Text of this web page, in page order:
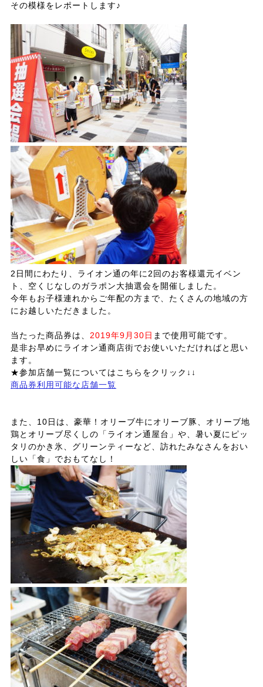
その模様をレポートします♪
2日間にわたり、ライオン通の年に2回のお客様還元イベン
ト、空くじなしのガラポン大抽選会を開催しました。
今年もお子様連れからご年配の方まで、たくさんの地域の方
にお越しいただきました。
当たった商品券は、 2019年9月30日 まで使用可能です。
是非お早めにライオン通商店街でお使いいただければと思い
ます。
★参加店舗一覧についてはこちらをクリック↓↓
商品券利用可能な店舗一覧
また、10日は、豪華！オリーブ牛にオリーブ豚、オリーブ地
鶏とオリーブ尽くしの「ライオン通屋台」や、暑い夏にピッ
タリのかき氷、グリーンティーなど、訪れたみなさんをおい
しい「食」でおもてなし！